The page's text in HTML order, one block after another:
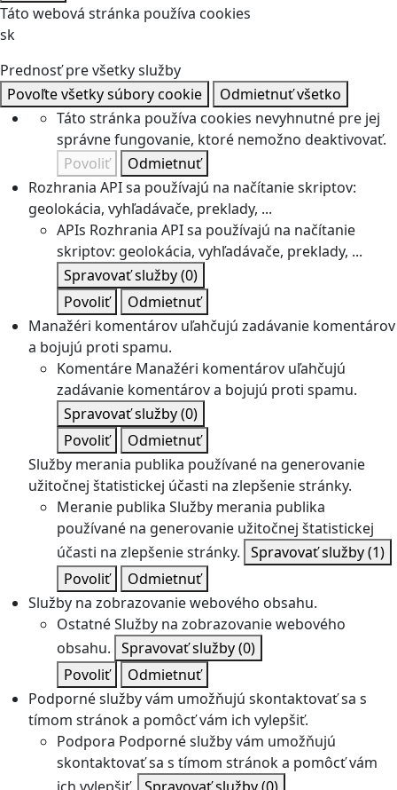
Táto webová stránka používa cookies
sk
Prednosť pre všetky služby
Povoľte všetky súbory cookie
Odmietnuť všetko
Táto stránka používa cookies nevyhnutné pre jej
správne fungovanie, ktoré nemožno deaktivovať.
Povoliť
Odmietnuť
Rozhrania API sa používajú na načítanie skriptov:
geolokácia, vyhľadávače, preklady, ...
APIs Rozhrania API sa používajú na načítanie
skriptov: geolokácia, vyhľadávače, preklady, ...
Spravovať služby(0)
Povoliť
Odmietnuť
Manažéri komentárov uľahčujú zadávanie komentárov
a bojujú proti spamu.
Komentáre Manažéri komentárov uľahčujú
zadávanie komentárov a bojujú proti spamu.
Spravovať služby(0)
Povoliť
Odmietnuť
Služby merania publika používané na generovanie
užitočnej štatistickej účasti na zlepšenie stránky.
Meranie publika Služby merania publika
používané na generovanie užitočnej štatistickej
účasti na zlepšenie stránky. Spravovať služby(1)
Povoliť
Odmietnuť
Služby na zobrazovanie webového obsahu.
OstatnéSlužby na zobrazovanie webového
obsahu. Spravovať služby(0)
Povoliť
Odmietnuť
Podporné služby vám umožňujú skontaktovať sa s
tímom stránok a pomôcť vám ich vylepšiť.
Podpora Podporné služby vám umožňujú
skontaktovať sa s tímom stránok a pomôcť vám